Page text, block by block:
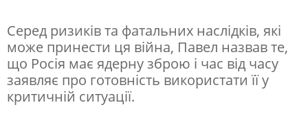
с
к
а
з
Серед ризиків та фатальних наслідків, які
може принести ця війна, Павел назвав те,
що Росія має ядерну зброю і час від часу
заявляє про готовність використати її у
критичній ситуації.